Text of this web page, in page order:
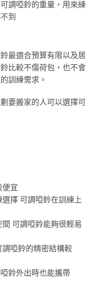
調啞鈴的重量，用來練
到
最適合預算有限以及居
比較不傷荷包，也不會
訓練需求。
要搬家的人可以選擇可
便宜
擇 可調啞鈴在訓練上
可調啞鈴能夠很輕易
啞鈴的精密結構較
鈴外出時也能攜帶